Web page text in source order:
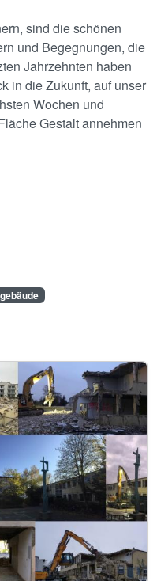
sind die schönen
und Begegnungen, die
Jahrzehnten haben
in die Zukunft, auf unser
Wochen und
Gestalt annehmen